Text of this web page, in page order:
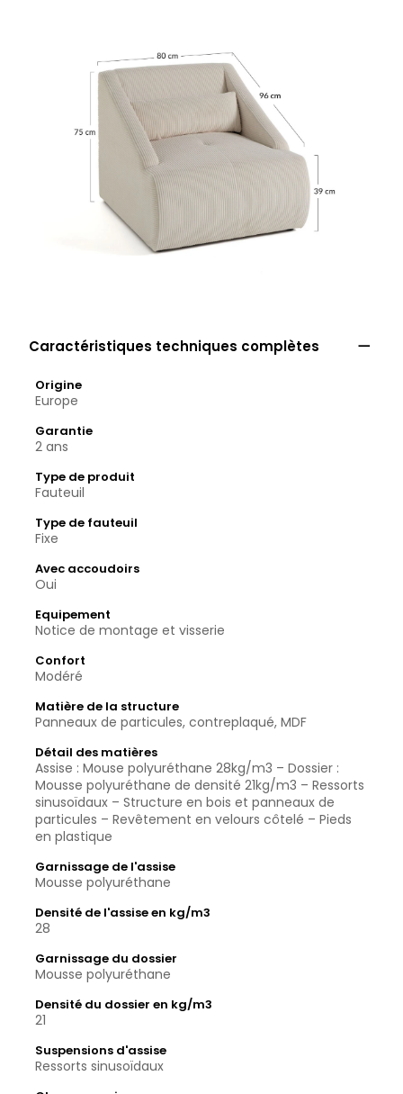
Caractéristiques techniques complètes 
Origine
Europe
Garantie
2 ans
Type de produit
Fauteuil
Type de fauteuil
Fixe
Avec accoudoirs
Oui
Equipement
Notice de montage et visserie
Confort
Modéré
Matière de la structure
Panneaux de particules, contreplaqué, MDF
Détail des matières
Assise : Mouse polyuréthane 28kg/m3 – Dossier :
Mousse polyuréthane de densité 21kg/m3 – Ressorts
sinusoïdaux – Structure en bois et panneaux de
particules – Revêtement en velours côtelé – Pieds
en plastique
Garnissage de l'assise
Mousse polyuréthane
Densité de l'assise en kg/m3
28
Garnissage du dossier
Mousse polyuréthane
Densité du dossier en kg/m3
21
Suspensions d'assise
Ressorts sinusoïdaux